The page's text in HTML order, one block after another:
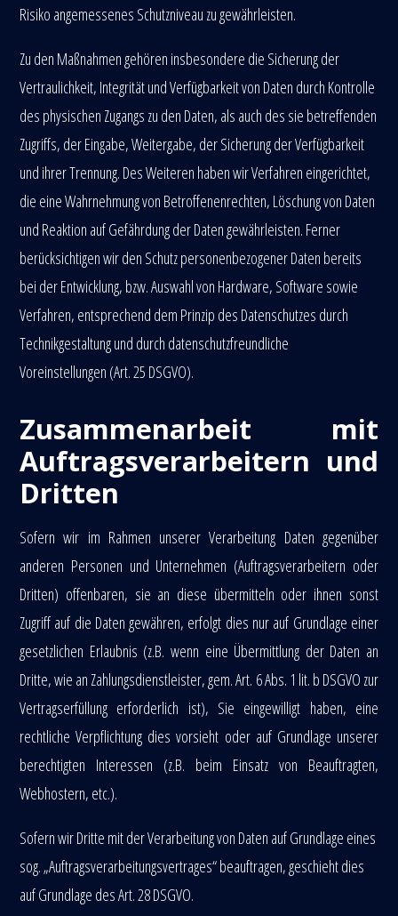
Risiko angemessenes Schutzniveau zu gewährleisten.
Zu den Maßnahmen gehören insbesondere die Sicherung der
Vertraulichkeit, Integrität und Verfügbarkeit von Daten durch Kontrolle
des physischen Zugangs zu den Daten, als auch des sie betreffenden
Zugriffs, der Eingabe, Weitergabe, der Sicherung der Verfügbarkeit
und ihrer Trennung. Des Weiteren haben wir Verfahren eingerichtet,
die eine Wahrnehmung von Betroffenenrechten, Löschung von Daten
und Reaktion auf Gefährdung der Daten gewährleisten. Ferner
berücksichtigen wir den Schutz personenbezogener Daten bereits
bei der Entwicklung, bzw. Auswahl von Hardware, Software sowie
Verfahren, entsprechend dem Prinzip des Datenschutzes durch
Technikgestaltung und durch datenschutzfreundliche
Voreinstellungen (Art. 25 DSGVO).
Zusammenarbeit mit
Auftragsverarbeitern und
Dritten
Sofern wir im Rahmen unserer Verarbeitung Daten gegenüber
anderen Personen und Unternehmen (Auftragsverarbeitern oder
Dritten) offenbaren, sie an diese übermitteln oder ihnen sonst
Zugriff auf die Daten gewähren, erfolgt dies nur auf Grundlage einer
gesetzlichen Erlaubnis (z.B. wenn eine Übermittlung der Daten an
Dritte, wie an Zahlungsdienstleister, gem. Art. 6 Abs. 1 lit. b DSGVO zur
Vertragserfüllung erforderlich ist), Sie eingewilligt haben, eine
rechtliche Verpflichtung dies vorsieht oder auf Grundlage unserer
berechtigten Interessen (z.B. beim Einsatz von Beauftragten,
Webhostern, etc.).
Sofern wir Dritte mit der Verarbeitung von Daten auf Grundlage eines
sog. „Auftragsverarbeitungsvertrages“ beauftragen, geschieht dies
auf Grundlage des Art. 28 DSGVO.